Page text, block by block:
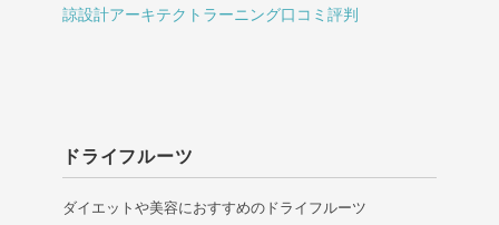
諒設計アーキテクトラーニング口コミ評判
ドライフルーツ
ダイエットや美容におすすめのドライフルーツ